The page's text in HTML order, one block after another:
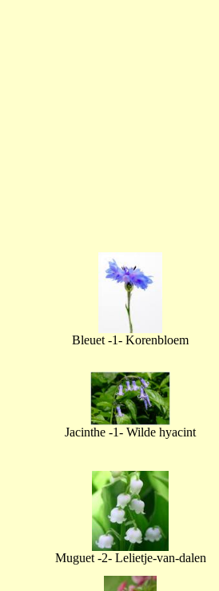
Bleuet -1- Korenbloem
Jacinthe -1- Wilde hyacint
Muguet -2- Lelietje-van-dalen